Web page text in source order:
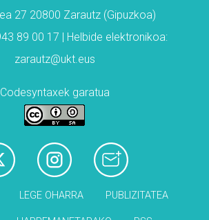
27 20800 Zarautz (Gipuzkoa)
89 00 17 | Helbide elektronikoa:
zarautz@ukt.eus
Codesyntaxek garatua
LEGE OHARRA PUBLIZITATEA